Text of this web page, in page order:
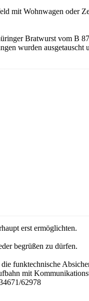
mit Wohnwagen oder
Bratwurst vom B
wurden
erst ermöglichten.
begrüßen zu dürfen.
funktechnische
mit
62978